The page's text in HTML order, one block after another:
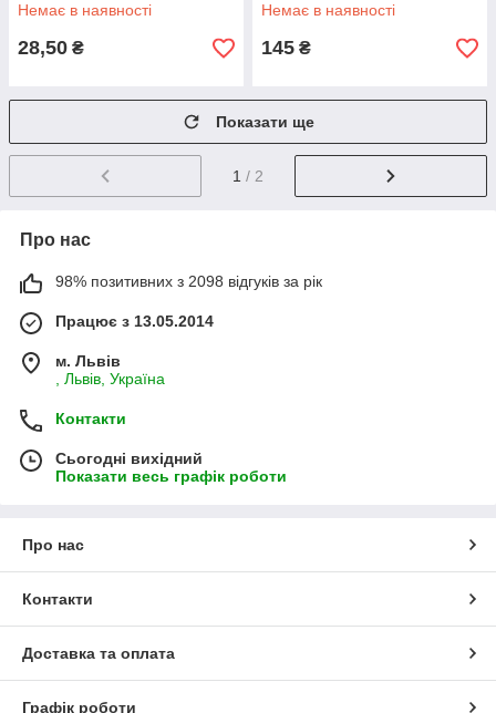
Немає в наявності
28,50 ₴
Немає в наявності
145 ₴
Показати ще
1 / 2
Про нас
98% позитивних з 2098 відгуків за рік
Працює з 13.05.2014
м. Львів
, Львів, Україна
Контакти
Сьогодні вихідний
Показати весь графік роботи
Про нас
Контакти
Доставка та оплата
Графік роботи